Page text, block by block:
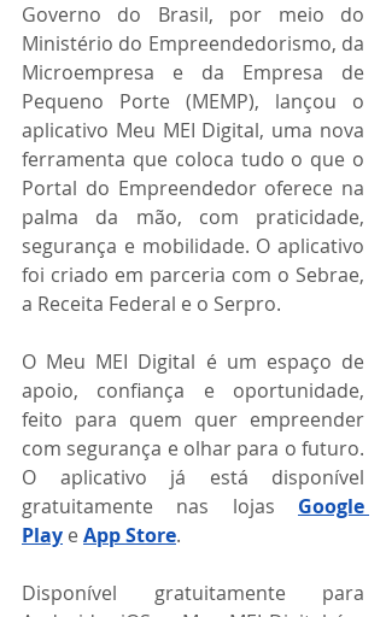
Governo do Brasil, por meio do
Ministério do Empreendedorismo, da
Microempresa e da Empresa de
Pequeno Porte (MEMP), lançou o
aplicativo Meu MEI Digital, uma nova
ferramenta que coloca tudo o que o
Portal do Empreendedor oferece na
palma da mão, com praticidade,
segurança e mobilidade. O aplicativo
foi criado em parceria com o Sebrae,
a Receita Federal e o Serpro.
O Meu MEI Digital é um espaço de
apoio, confiança e oportunidade,
feito para quem quer empreender
com segurança e olhar para o futuro.
O aplicativo já está disponível
gratuitamente nas lojas Google
Play e App Store.
Disponível gratuitamente para